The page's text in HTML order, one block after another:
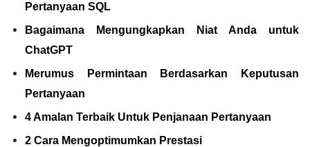
Pertanyaan SQL
Bagaimana Mengungkapkan Niat Anda untuk
ChatGPT
Merumus Permintaan Berdasarkan Keputusan
Pertanyaan
4 Amalan Terbaik Untuk Penjanaan Pertanyaan
2 Cara Mengoptimumkan Prestasi